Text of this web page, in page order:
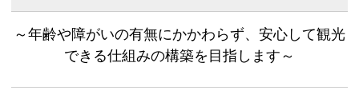
～年齢や障がいの有無にかかわらず、安心して観光
できる仕組みの構築を目指します～